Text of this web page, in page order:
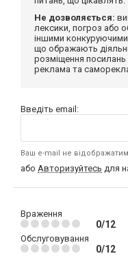
Не дозволяється:
лексики, погроз або
іншими конкуруючими
що ображають
розміщення посилань
реклама та
Введіть email:
Ваш e-mail не
або Авторизуйтесь для
Враження
0/12
Обслуговування
0/12